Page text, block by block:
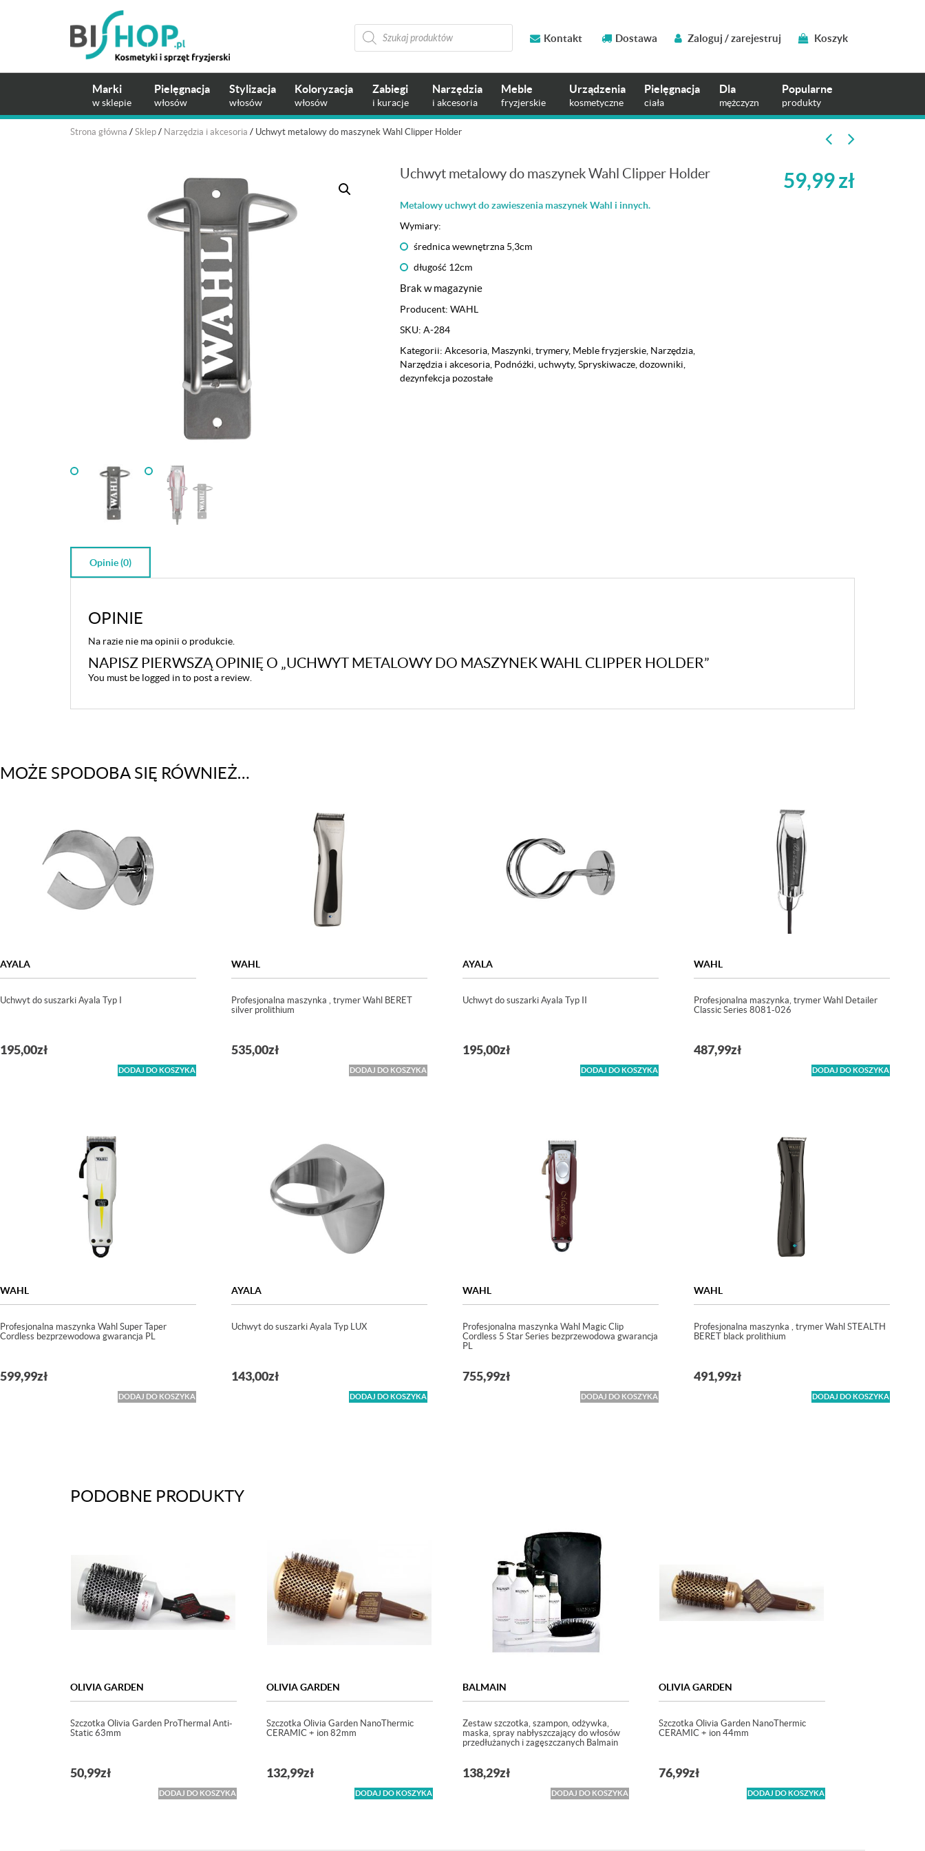
Wyszukiwarka
produktów
Kontakt Dostawa Zaloguj / zarejestruj Koszyk
Marki
w sklepie
Pielęgnacja
włosów
Stylizacja
włosów
Koloryzacja
włosów
Zabiegi
i kuracje
Narzędzia
i akcesoria
Meble
fryzjerskie
Urządzenia
kosmetyczne
Pielęgnacja
ciała
Dla
mężczyzn
Popularne
produkty
Strona główna / Sklep / Narzędzia i akcesoria / Uchwyt metalowy do maszynek Wahl Clipper Holder
Uchwyt metalowy do maszynek Wahl Clipper Holder
Metalowy uchwyt do zawieszenia maszynek Wahl i innych.
Wymiary:
średnica wewnętrzna 5,3cm
długość 12cm
Brak w magazynie
Producent: WAHL
SKU: A-284
Kategorii: Akcesoria, Maszynki, trymery, Meble fryzjerskie, Narzędzia,
Narzędzia i akcesoria, Podnóżki, uchwyty, Spryskiwacze, dozowniki,
dezynfekcja pozostałe
59,99zł
Opinie (0)
OPINIE
Na razie nie ma opinii o produkcie.
NAPISZ PIERWSZĄ OPINIĘ O „UCHWYT METALOWY DO MASZYNEK WAHL CLIPPER HOLDER”
You must be logged in to post a review.
MOŻE SPODOBA SIĘ RÓWNIEŻ…
AYALA
Uchwyt do suszarki Ayala Typ I
195,00zł
DODAJ DO KOSZYKA
WAHL
Profesjonalna maszynka , trymer Wahl BERET
silver prolithium
535,00zł
DODAJ DO KOSZYKA
AYALA
Uchwyt do suszarki Ayala Typ II
195,00zł
DODAJ DO KOSZYKA
WAHL
Profesjonalna maszynka, trymer Wahl Detailer
Classic Series 8081-026
487,99zł
DODAJ DO KOSZYKA
WAHL
Profesjonalna maszynka Wahl Super Taper
Cordless bezprzewodowa gwarancja PL
599,99zł
DODAJ DO KOSZYKA
AYALA
Uchwyt do suszarki Ayala Typ LUX
143,00zł
DODAJ DO KOSZYKA
WAHL
Profesjonalna maszynka Wahl Magic Clip
Cordless 5 Star Series bezprzewodowa gwarancja
PL
755,99zł
DODAJ DO KOSZYKA
WAHL
Profesjonalna maszynka , trymer Wahl STEALTH
BERET black prolithium
491,99zł
DODAJ DO KOSZYKA
PODOBNE PRODUKTY
OLIVIA GARDEN
Szczotka Olivia Garden ProThermal Anti-
Static 63mm
50,99zł
DODAJ DO KOSZYKA
OLIVIA GARDEN
Szczotka Olivia Garden NanoThermic
CERAMIC + ion 82mm
132,99zł
DODAJ DO KOSZYKA
BALMAIN
Zestaw szczotka, szampon, odżywka,
maska, spray nabłyszczający do włosów
przedłużanych i zagęszczanych Balmain
138,29zł
DODAJ DO KOSZYKA
OLIVIA GARDEN
Szczotka Olivia Garden NanoThermic
CERAMIC + ion 44mm
76,99zł
DODAJ DO KOSZYKA